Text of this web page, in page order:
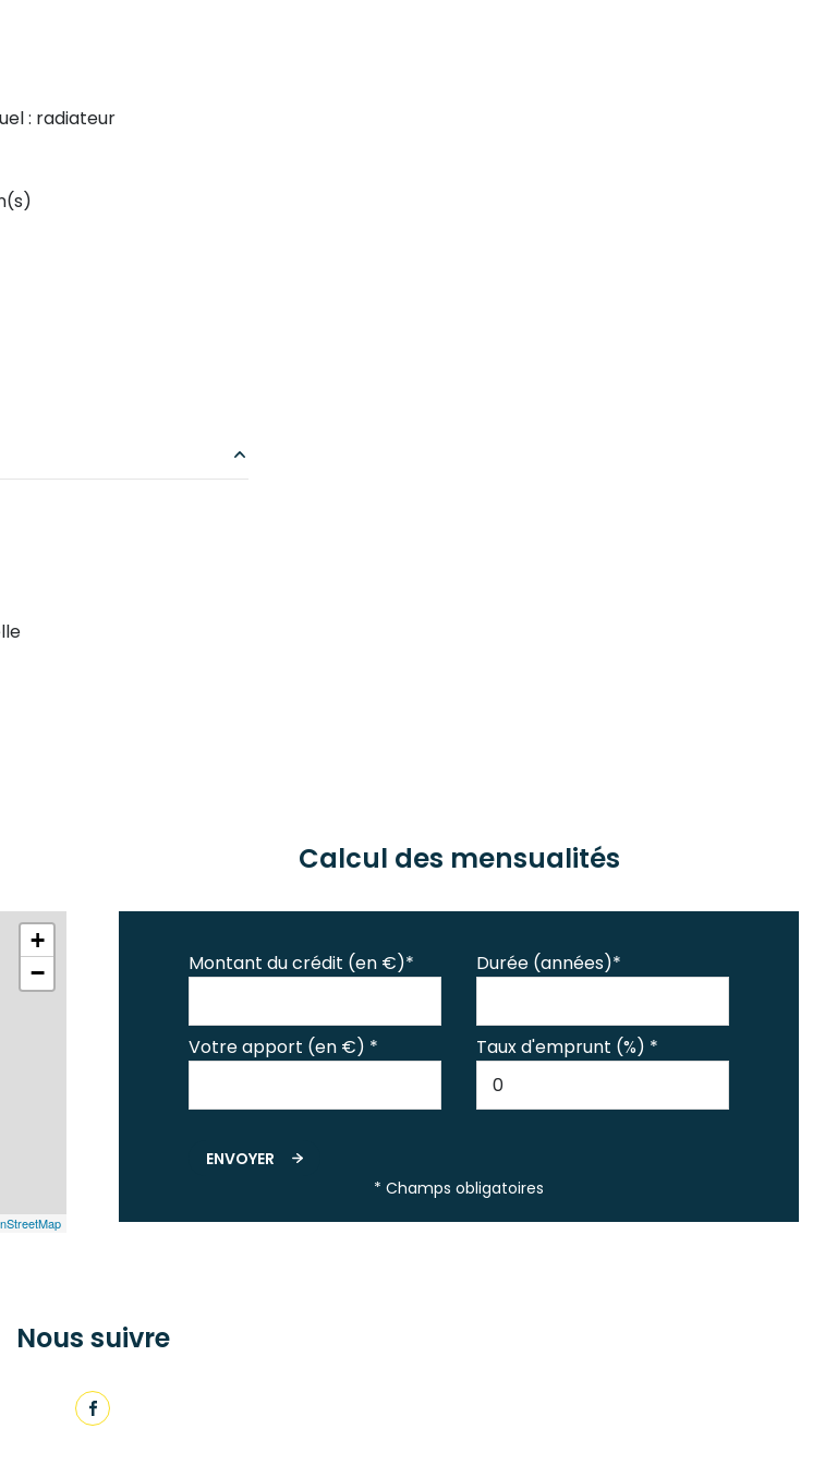
: radiateur
+
−
Calcul des mensualités
Montant du crédit (en €)* Durée (années)*
Votre apport (en €) * Taux d'emprunt (%) *
ENVOYER
* Champs obligatoires
Nous suivre